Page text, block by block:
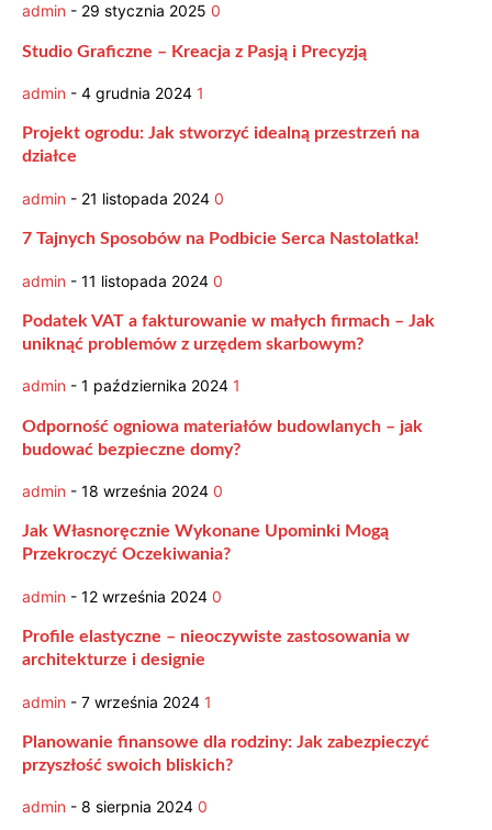
admin - 29 stycznia 2025 0
Studio Graficzne – Kreacja z Pasją i Precyzją
admin - 4 grudnia 2024 1
Projekt ogrodu: Jak stworzyć idealną przestrzeń na
działce
admin - 21 listopada 2024 0
7 Tajnych Sposobów na Podbicie Serca Nastolatka!
admin - 11 listopada 2024 0
Podatek VAT a fakturowanie w małych firmach – Jak
uniknąć problemów z urzędem skarbowym?
admin - 1 października 2024 1
Odporność ogniowa materiałów budowlanych – jak
budować bezpieczne domy?
admin - 18 września 2024 0
Jak Własnoręcznie Wykonane Upominki Mogą
Przekroczyć Oczekiwania?
admin - 12 września 2024 0
Profile elastyczne – nieoczywiste zastosowania w
architekturze i designie
admin - 7 września 2024 1
Planowanie finansowe dla rodziny: Jak zabezpieczyć
przyszłość swoich bliskich?
admin - 8 sierpnia 2024 0